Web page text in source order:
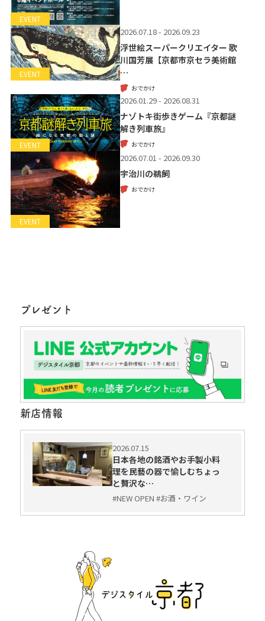
EVENT
EVENT
2026.07.18 - 2026.09.23
浮世絵スーパークリエイター 歌
川国芳展【京都市京セラ美術館
…
おでかけ
EVENT
2026.01.29 - 2026.08.31
ナゾトキ街歩きゲーム『京都謎
解き列車旅』
おでかけ
EVENT
2026.07.01 - 2026.09.30
宇治川の鵜飼
おでかけ
プレゼント
新店情報
2026.07.15
日本各地の銘酒やお手製小料
理を民藝の器で愉しむちょっ
と贅沢な…
#NEW OPEN #お酒・ワイン